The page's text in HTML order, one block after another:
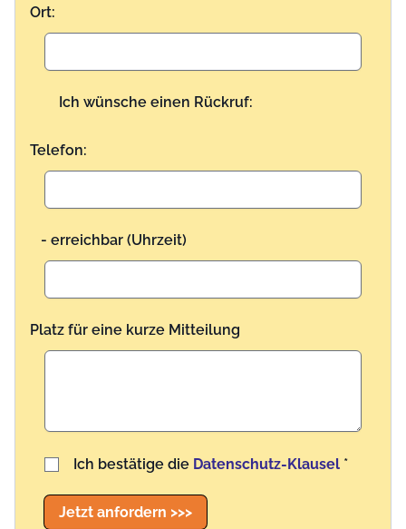
Ort:
Ich wünsche einen Rückruf:
Telefon:
- erreichbar (Uhrzeit)
Platz für eine kurze Mitteilung
Benutzername
Ich bestätige die Datenschutz-Klausel *
Jetzt anfordern >>>